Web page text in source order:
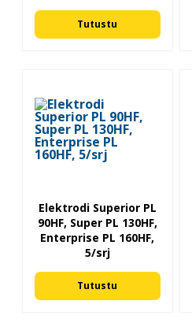
Tutustu
Elektrodi Superior PL
90HF, Super PL 130HF,
Enterprise PL 160HF,
5/srj
Tutustu